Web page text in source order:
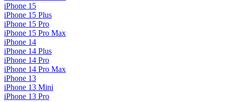
iPhone 15
iPhone 15 Plus
iPhone 15 Pro
iPhone 15 Pro Max
iPhone 14
iPhone 14 Plus
iPhone 14 Pro
iPhone 14 Pro Max
iPhone 13
iPhone 13 Mini
iPhone 13 Pro